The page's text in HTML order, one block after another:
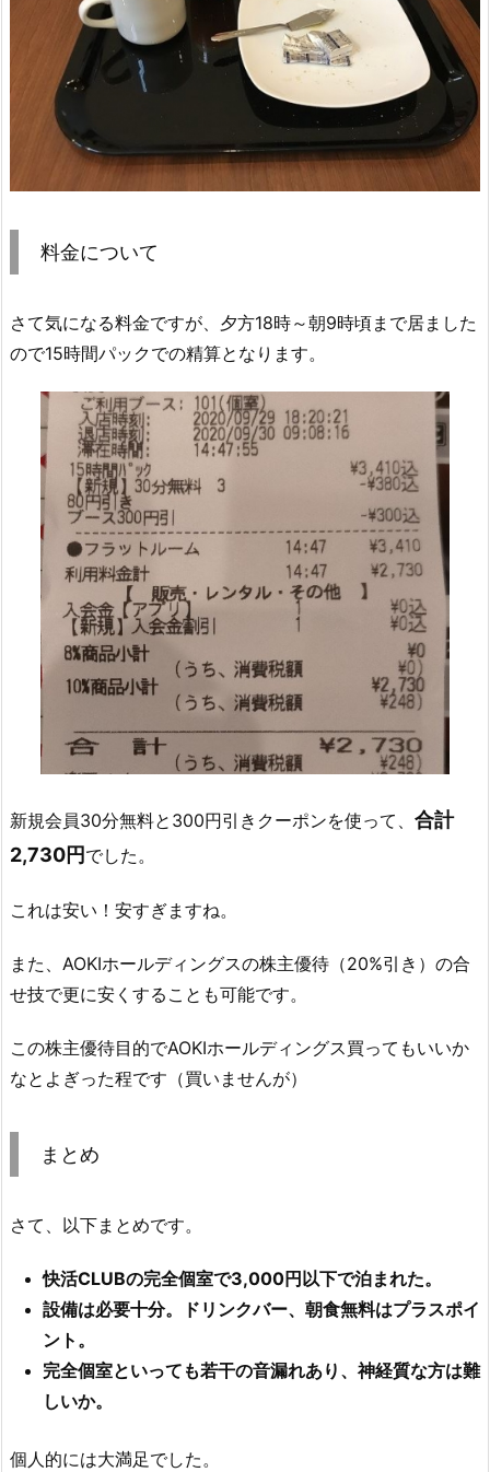
料金について
さて気になる料金ですが、夕方18時～朝9時頃まで居ました
ので15時間パックでの精算となります。
新規会員30分無料と300円引きクーポンを使って、 合計
2,730円でした。
これは安い！安すぎますね。
また、AOKIホールディングスの株主優待（20%引き）の合
せ技で更に安くすることも可能です。
この株主優待目的でAOKIホールディングス買ってもいいか
なとよぎった程です（買いませんが）
まとめ
さて、以下まとめです。
快活CLUBの完全個室で3,000円以下で泊まれた。
設備は必要十分。ドリンクバー、朝食無料はプラスポイ
ント。
完全個室といっても若干の音漏れあり、神経質な方は難
しいか。
個人的には大満足でした。